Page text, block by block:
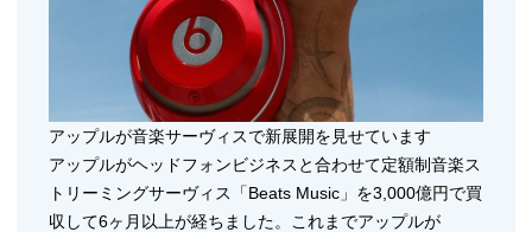
アップルが音楽サーヴィスで新展開を見せています
アップルがヘッドフォンビジネスと合わせて定額制音楽ス
トリーミングサーヴィス「Beats Music」を3,000億円で買
収して6ヶ月以上が経ちました。これまでアップルが